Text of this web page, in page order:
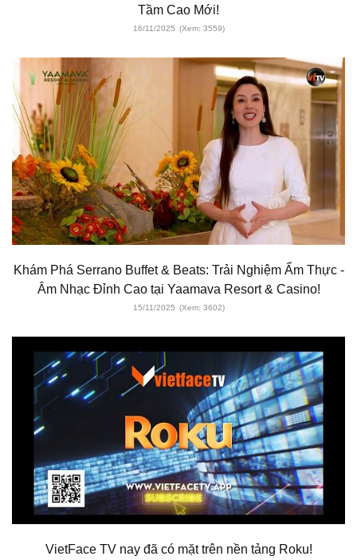
Tầm Cao Mới!
16/11/2025 (Xem: 3559)
Khám Phá Serrano Buffet & Beats: Trải Nghiệm Ẩm Thực -
Âm Nhạc Đỉnh Cao tại Yaamava Resort & Casino!
15/11/2025 (Xem: 3602)
VietFace TV nay đã có mặt trên nền tảng Roku!